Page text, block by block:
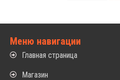
Меню навигации
Главная страница
Магазин